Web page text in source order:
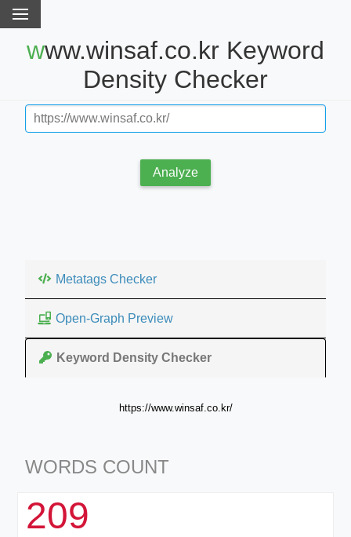
www.winsaf.co.kr Keyword
Density Checker
Analyze
Metatags Checker
Open-Graph Preview
Keyword Density Checker
https://www.winsaf.co.kr/
WORDS COUNT
209